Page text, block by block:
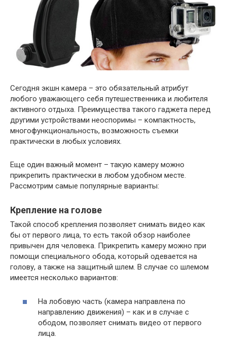
Сегодня экшн камера – это обязательный атрибут
любого уважающего себя путешественника и любителя
активного отдыха. Преимущества такого гаджета перед
другими устройствами неоспоримы – компактность,
многофункциональность, возможность съемки
практически в любых условиях.
Еще один важный момент – такую камеру можно
прикрепить практически в любом удобном месте.
Рассмотрим самые популярные варианты:
Крепление на голове
Такой способ крепления позволяет снимать видео как
бы от первого лица, то есть такой обзор наиболее
привычен для человека. Прикрепить камеру можно при
помощи специального обода, который одевается на
голову, а также на защитный шлем. В случае со шлемом
имеется несколько вариантов:
На лобовую часть (камера направлена по
направлению движения) – как и в случае с
ободом, позволяет снимать видео от первого
лица.